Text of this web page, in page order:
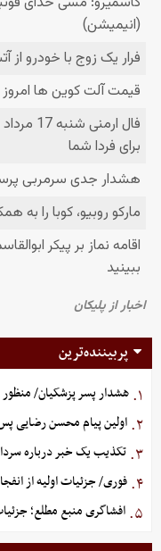
پربیننده‌ترین
۱. هشدار پسر پزشکیان/
۲. اولین پیام محسن رضایی
۳. تکذیب یک خبر درباره
۴. فوری/ جزئیات اولیه از
۵. افشاگری منبع مطلع؛